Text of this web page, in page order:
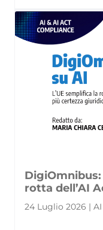
rotta dell’AI
24 Luglio 2026 | AI